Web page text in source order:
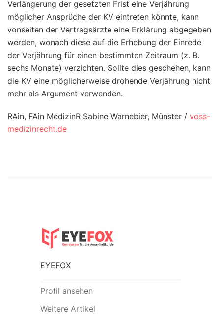
Verlängerung der gesetzten Frist eine Verjährung
möglicher Ansprüche der KV eintreten könnte, kann
vonseiten der Vertragsärzte eine Erklärung abgegeben
werden, wonach diese auf die Erhebung der Einrede
der Verjährung für einen bestimmten Zeitraum (z. B.
sechs Monate) verzichten. Sollte dies geschehen, kann
die KV eine möglicherweise drohende Verjährung nicht
mehr als Argument verwenden.
RAin, FAin MedizinR Sabine Warnebier, Münster / voss-
medizinrecht.de
EYEFOX
Profil ansehen
Weitere Artikel